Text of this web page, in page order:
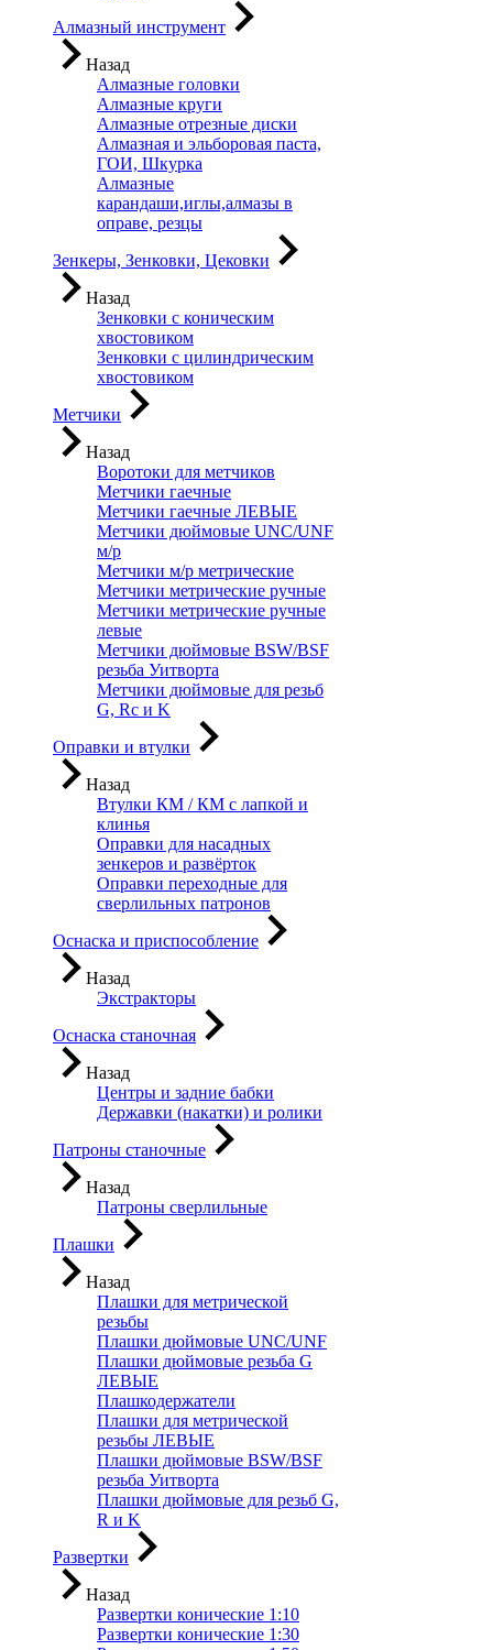
Алмазный инструмент
Назад
Алмазные головки
Алмазные круги
Алмазные отрезные диски
Алмазная и эльборовая паста,
ГОИ, Шкурка
Алмазные
карандаши,иглы,алмазы в
оправе, резцы
Зенкеры, Зенковки, Цековки
Назад
Зенковки с коническим
хвостовиком
Зенковки с цилиндрическим
хвостовиком
Метчики
Назад
Воротоки для метчиков
Метчики гаечные
Метчики гаечные ЛЕВЫЕ
Метчики дюймовые UNC/UNF
м/р
Метчики м/р метрические
Метчики метрические ручные
Метчики метрические ручные
левые
Метчики дюймовые BSW/BSF
резьба Уитворта
Метчики дюймовые для резьб
G, Rc и K
Оправки и втулки
Назад
Втулки КМ / КМ с лапкой и
клинья
Оправки для насадных
зенкеров и развёрток
Оправки переходные для
сверлильных патронов
Оснаска и приспособление
Назад
Экстракторы
Оснаска станочная
Назад
Центры и задние бабки
Державки (накатки) и ролики
Патроны станочные
Назад
Патроны сверлильные
Плашки
Назад
Плашки для метрической
резьбы
Плашки дюймовые UNC/UNF
Плашки дюймовые резьба G
ЛЕВЫЕ
Плашкодержатели
Плашки для метрической
резьбы ЛЕВЫЕ
Плашки дюймовые BSW/BSF
резьба Уитворта
Плашки дюймовые для резьб G,
R и K
Развертки
Назад
Развертки конические 1:10
Развертки конические 1:30